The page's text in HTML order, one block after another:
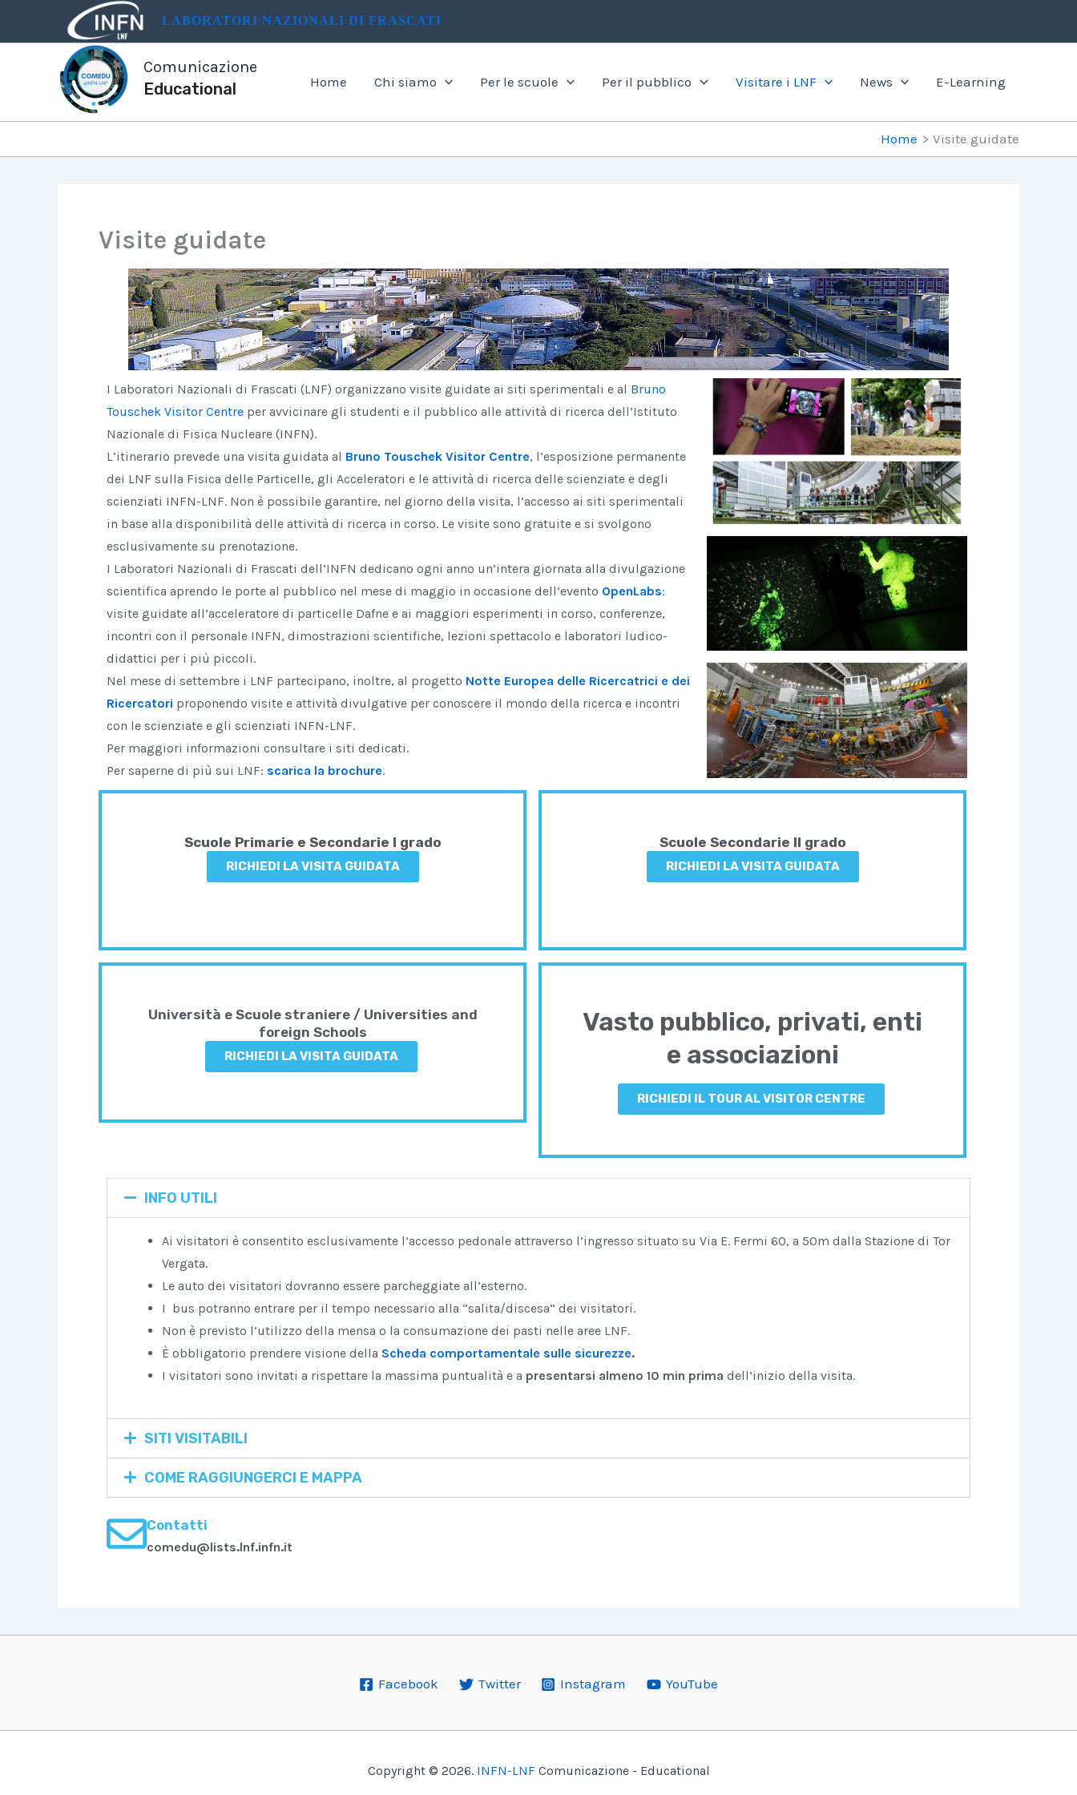
LABORATORI NAZIONALI DI FRASCATI
Comunicazione
Educational Home Chi siamo Per le scuole Per il pubblico Visitare i LNF News E-Learning
Home Visite guidate
Visite guidate
I Laboratori Nazionali di Frascati (LNF) organizzano visite guidate ai siti sperimentali e al Bruno
Touschek Visitor Centre per avvicinare gli studenti e il pubblico alle attività di ricerca dell’Istituto
Nazionale di Fisica Nucleare (INFN).
L’itinerario prevede una visita guidata al Bruno Touschek Visitor Centre, l’esposizione permanente
dei LNF sulla Fisica delle Particelle, gli Acceleratori e le attività di ricerca delle scienziate e degli
scienziati INFN-LNF. Non è possibile garantire, nel giorno della visita, l’accesso ai siti sperimentali
in base alla disponibilità delle attività di ricerca in corso. Le visite sono gratuite e si svolgono
esclusivamente su prenotazione.
I Laboratori Nazionali di Frascati dell’INFN dedicano ogni anno un’intera giornata alla divulgazione
scientifica aprendo le porte al pubblico nel mese di maggio in occasione dell’evento OpenLabs:
visite guidate all’acceleratore di particelle Dafne e ai maggiori esperimenti in corso, conferenze,
incontri con il personale INFN, dimostrazioni scientifiche, lezioni spettacolo e laboratori ludico-
didattici per i più piccoli.
Nel mese di settembre i LNF partecipano, inoltre, al progetto Notte Europea delle Ricercatrici e dei
Ricercatori proponendo visite e attività divulgative per conoscere il mondo della ricerca e incontri
con le scienziate e gli scienziati INFN-LNF.
Per maggiori informazioni consultare i siti dedicati.
Per saperne di più sui LNF: scarica la brochure.
Scuole Primarie e Secondarie I grado
RICHIEDI LA VISITA GUIDATA
Scuole Secondarie II grado
RICHIEDI LA VISITA GUIDATA
Università e Scuole straniere / Universities and
foreign Schools
RICHIEDI LA VISITA GUIDATA
Vasto pubblico, privati, enti
e associazioni
RICHIEDI IL TOUR AL VISITOR CENTRE
INFO UTILI
Ai visitatori è consentito esclusivamente l’accesso pedonale attraverso l’ingresso situato su Via E. Fermi 60, a 50m dalla Stazione di Tor
Vergata.
Le auto dei visitatori dovranno essere parcheggiate all’esterno.
I bus potranno entrare per il tempo necessario alla “salita/discesa” dei visitatori.
Non è previsto l’utilizzo della mensa o la consumazione dei pasti nelle aree LNF.
È obbligatorio prendere visione della Scheda comportamentale sulle sicurezze.
I visitatori sono invitati a rispettare la massima puntualità e a presentarsi almeno 10 min prima dell’inizio della visita.
SITI VISITABILI
COME RAGGIUNGERCI E MAPPA
Contatti
comedu@lists.lnf.infn.it
Facebook Twitter Instagram YouTube
Copyright © 2026. INFN-LNF Comunicazione - Educational